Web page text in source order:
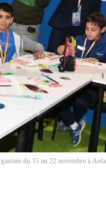
du 15 au 22 novembre à Anfa